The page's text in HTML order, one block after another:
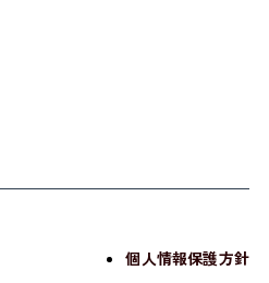
個人情報保護方針